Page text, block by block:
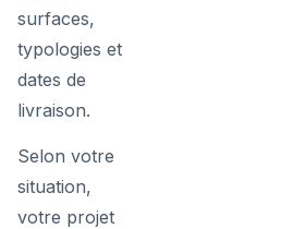
surfaces,
typologies et
dates de
livraison.
Selon votre
situation,
votre projet